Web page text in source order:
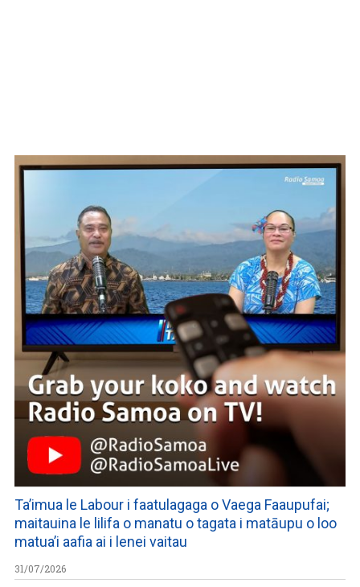
Ta’imua le Labour i faatulagaga o Vaega Faaupufai;
maitauina le lilifa o manatu o tagata i matāupu o loo
matua’i aafia ai i lenei vaitau
31/07/2026